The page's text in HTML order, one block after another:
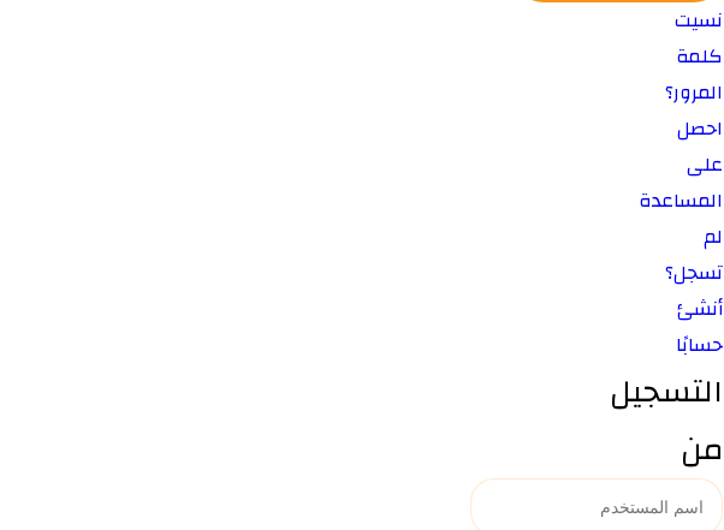
نسيت
كلمة
المرور؟
احصل
على
المساعدة
لم
تسجل؟
أنشئ
حسابًا
التسجيل
من